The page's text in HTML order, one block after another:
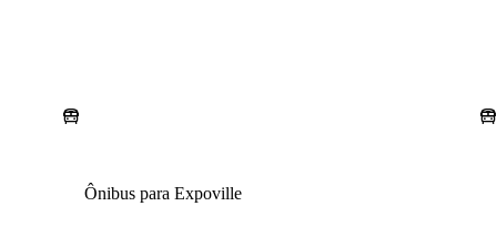
Ônibus para Expoville